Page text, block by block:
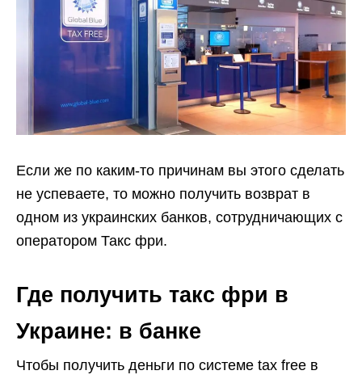
Если же по каким-то причинам вы этого сделать
не успеваете, то можно получить возврат в
одном из украинских банков, сотрудничающих с
оператором Такс фри.
Где получить такс фри в
Украине: в банке
Чтобы получить деньги по системе tax free в